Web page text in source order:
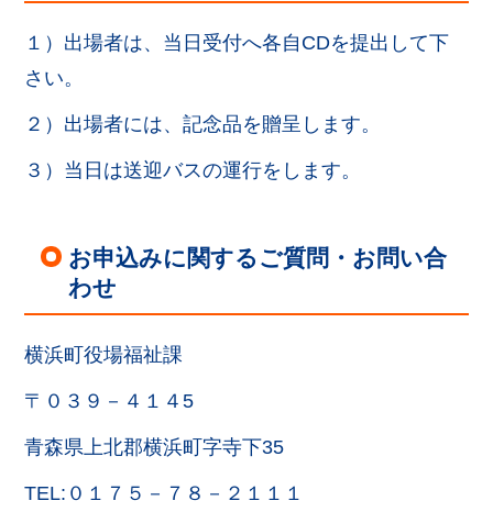
１）出場者は、当日受付へ各自CDを提出して下
さい。
２）出場者には、記念品を贈呈します。
３）当日は送迎バスの運行をします。
お申込みに関するご質問・お問い合
わせ
横浜町役場福祉課
〒０３９－４１４5
青森県上北郡横浜町字寺下35
TEL:０１７５－７８－２１１１